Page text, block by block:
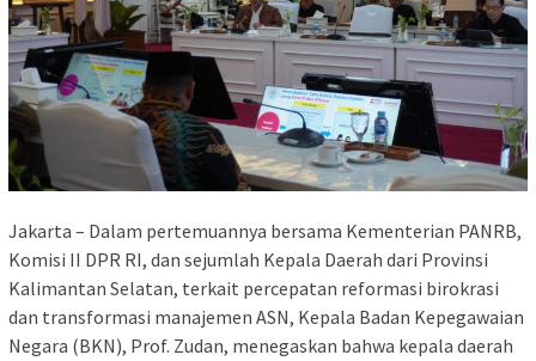
Jakarta – Dalam pertemuannya bersama Kementerian PANRB,
Komisi II DPR RI, dan sejumlah Kepala Daerah dari Provinsi
Kalimantan Selatan, terkait percepatan reformasi birokrasi
dan transformasi manajemen ASN, Kepala Badan Kepegawaian
Negara (BKN), Prof. Zudan, menegaskan bahwa kepala daerah